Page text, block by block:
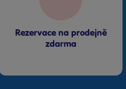
Rezervace na prodejně
zdarma